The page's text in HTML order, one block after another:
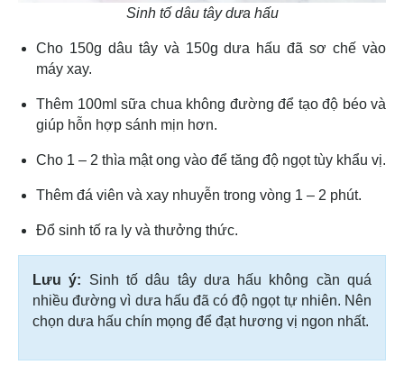
Sinh tố dâu tây dưa hấu
Cho 150g dâu tây và 150g dưa hấu đã sơ chế vào
máy xay.
Thêm 100ml sữa chua không đường để tạo độ béo và
giúp hỗn hợp sánh mịn hơn.
Cho 1 – 2 thìa mật ong vào để tăng độ ngọt tùy khẩu vị.
Thêm đá viên và xay nhuyễn trong vòng 1 – 2 phút.
Đổ sinh tố ra ly và thưởng thức.
Lưu ý: Sinh tố dâu tây dưa hấu không cần quá
nhiều đường vì dưa hấu đã có độ ngọt tự nhiên. Nên
chọn dưa hấu chín mọng để đạt hương vị ngon nhất.